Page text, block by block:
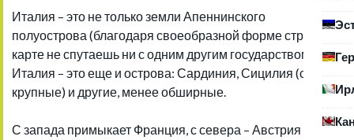
Италия – это не только земли Апеннинского
полуострова (благодаря своеобразной форме страну на
карте не спутаешь ни с одним другим государством).
Италия – это еще и острова: Сардиния, Сицилия (самые
крупные) и другие, менее обширные.
С запада примыкает Франция, с севера – Австрия и